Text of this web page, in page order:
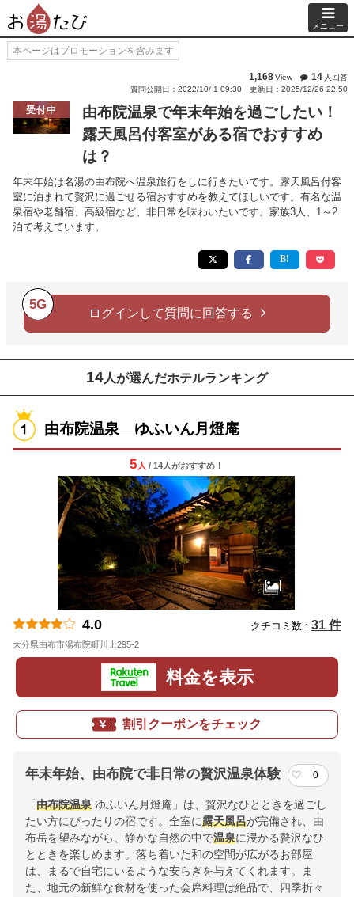
メニュー
本ページはプロモーションを含みます
1,168View 14 人回答
質問公開日：2022/10/ 1 09:30
更新日：2025/12/26 22:50
受付中
由布院温泉で年末年始を過ごしたい！
露天風呂付客室がある宿でおすすめ
は？
年末年始は名湯の由布院へ温泉旅行をしに行きたいです。露天風呂付客
室に泊まれて贅沢に過ごせる宿おすすめを教えてほしいです。有名な温
泉宿や老舗宿、高級宿など、非日常を味わいたいです。家族3人、1～2
泊で考えています。
5G
ログインして質問に回答する
14人が選んだホテルランキング
由布院温泉 ゆふいん月燈庵
5 人 / 14人がおすすめ！
4.0 クチコミ数 : 31 件
大分県由布市湯布院町川上295-2
料金を表示
割引クーポンをチェック
年末年始、由布院で非日常の贅沢温泉体験 0
「 由布院温泉 ゆふいん月燈庵」は、贅沢なひとときを過ごし
たい方にぴったりの宿です。全室に露天風呂が完備され、由
布岳を望みながら、静かな自然の中で温泉に浸かる贅沢なひ
とときを楽しめます。落ち着いた和の空間が広がるお部屋
は、まるで自宅にいるような安らぎを与えてくれます。ま
た、地元の新鮮な食材を使った会席料理は絶品で、四季折々